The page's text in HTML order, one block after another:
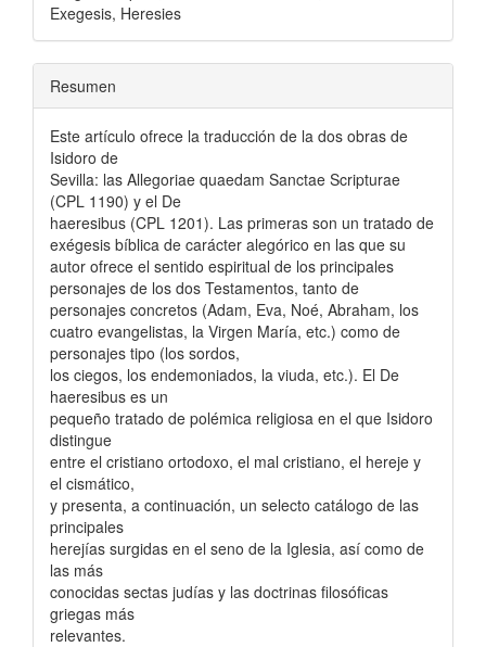
Exegesis, Heresies
Resumen
Este artículo ofrece la traducción de la dos obras de
Isidoro de
Sevilla: las Allegoriae quaedam Sanctae Scripturae
(CPL 1190) y el De
haeresibus (CPL 1201). Las primeras son un tratado de
exégesis bíblica de carácter alegórico en las que su
autor ofrece el sentido espiritual de los principales
personajes de los dos Testamentos, tanto de
personajes concretos (Adam, Eva, Noé, Abraham, los
cuatro evangelistas, la Virgen María, etc.) como de
personajes tipo (los sordos,
los ciegos, los endemoniados, la viuda, etc.). El De
haeresibus es un
pequeño tratado de polémica religiosa en el que Isidoro
distingue
entre el cristiano ortodoxo, el mal cristiano, el hereje y
el cismático,
y presenta, a continuación, un selecto catálogo de las
principales
herejías surgidas en el seno de la Iglesia, así como de
las más
conocidas sectas judías y las doctrinas filosóficas
griegas más
relevantes.